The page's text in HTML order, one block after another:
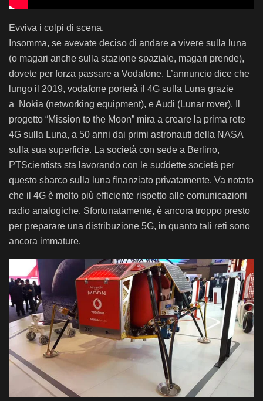
Evviva i colpi di scena.
Insomma, se avevate deciso di andare a vivere sulla luna
(o magari anche sulla stazione spaziale, magari prende),
dovete per forza passare a Vodafone. L’annuncio dice che
lungo il 2019, vodafone porterà il 4G sulla Luna grazie
a Nokia (networking equipment), e Audi (Lunar rover). Il
progetto “Mission to the Moon” mira a creare la prima rete
4G sulla Luna, a 50 anni dai primi astronauti della NASA
sulla sua superficie. La società con sede a Berlino,
PTScientists sta lavorando con le suddette società per
questo sbarco sulla luna finanziato privatamente. Va notato
che il 4G è molto più efficiente rispetto alle comunicazioni
radio analogiche. Sfortunatamente, è ancora troppo presto
per preparare una distribuzione 5G, in quanto tali reti sono
ancora immature.